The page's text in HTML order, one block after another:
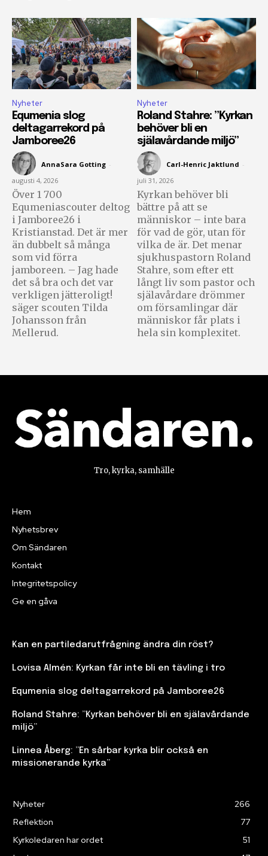
Nyheter
Equmenia slog
deltagarrekord på
Jamboree26
AnnaSara Gotting -
augusti 4, 2026
Över 1 700
Equmeniascouter deltog
i Jamboree26 i
Kristianstad. Det är mer
än dubbelt så många
som vid förra
jamboreen. – Jag hade
det så bra och det var
verkligen jätteroligt!
säger scouten Tilda
Johansson från
Mellerud.
Nyheter
Roland Stahre: ”Kyrkan
behöver bli en
själavårdande miljö”
Carl-Henric Jaktlund -
juli 31, 2026
Kyrkan behöver bli
bättre på att se
människor – inte bara
för vad de gör, utan för
vilka de är. Det menar
sjukhuspastorn Roland
Stahre, som efter ett
långt liv som pastor och
själavårdare drömmer
om församlingar där
människor får plats i
hela sin komplexitet.
Tro, kyrka, samhälle
Hem
Nyhetsbrev
Om Sändaren
Kontakt
Integritetspolicy
Ge en gåva
Kan en partiledarutfrågning ändra din röst?
Lovisa Almén: Kyrkan får inte bli en tävling i tro
Equmenia slog deltagarrekord på Jamboree26
Roland Stahre: ”Kyrkan behöver bli en själavårdande
miljö”
Linnea Åberg: ”En sårbar kyrka blir också en
missionerande kyrka”
Nyheter
266
Reflektion
77
Kyrkoledaren har ordet
51